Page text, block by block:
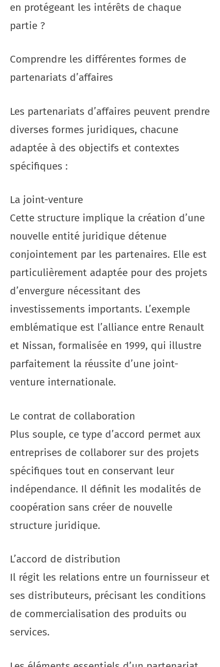
en protégeant les intérêts de chaque
partie ?
Comprendre les différentes formes de
partenariats d’affaires
Les partenariats d’affaires peuvent prendre
diverses formes juridiques, chacune
adaptée à des objectifs et contextes
spécifiques :
La joint-venture
Cette structure implique la création d’une
nouvelle entité juridique détenue
conjointement par les partenaires. Elle est
particulièrement adaptée pour des projets
d’envergure nécessitant des
investissements importants. L’exemple
emblématique est l’alliance entre Renault
et Nissan, formalisée en 1999, qui illustre
parfaitement la réussite d’une joint-
venture internationale.
Le contrat de collaboration
Plus souple, ce type d’accord permet aux
entreprises de collaborer sur des projets
spécifiques tout en conservant leur
indépendance. Il définit les modalités de
coopération sans créer de nouvelle
structure juridique.
L’accord de distribution
Il régit les relations entre un fournisseur et
ses distributeurs, précisant les conditions
de commercialisation des produits ou
services.